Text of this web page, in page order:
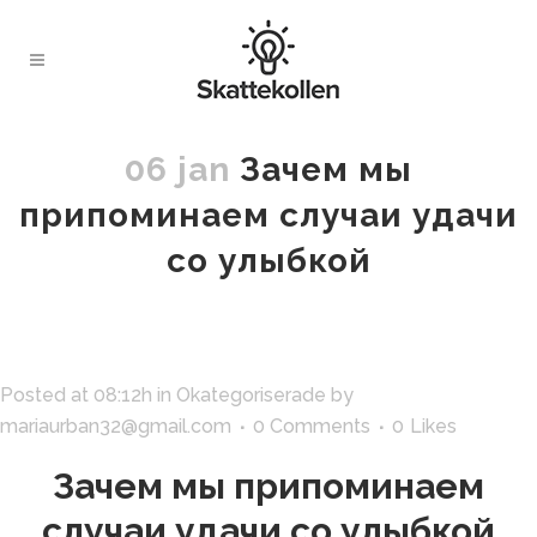
06 jan Зачем мы
припоминаем случаи удачи
со улыбкой
Posted at 08:12h in Okategoriserade by
mariaurban32@gmail.com
0 Comments 0 Likes
Зачем мы припоминаем